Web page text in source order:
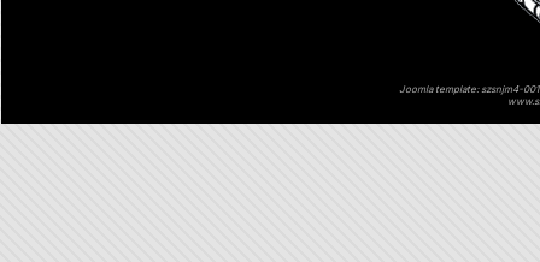
Joomla template: szsnjm4-